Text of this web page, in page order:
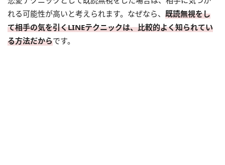
れる可能性が高いと考えられます。なぜなら、 既読無視をし
て相手の気を引くLINEテクニックは、比較的よく知られてい
る方法だからです。